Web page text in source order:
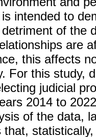
intended to
of the
are
this affects
For this study,
judicial
2014 to
of the data,
that,